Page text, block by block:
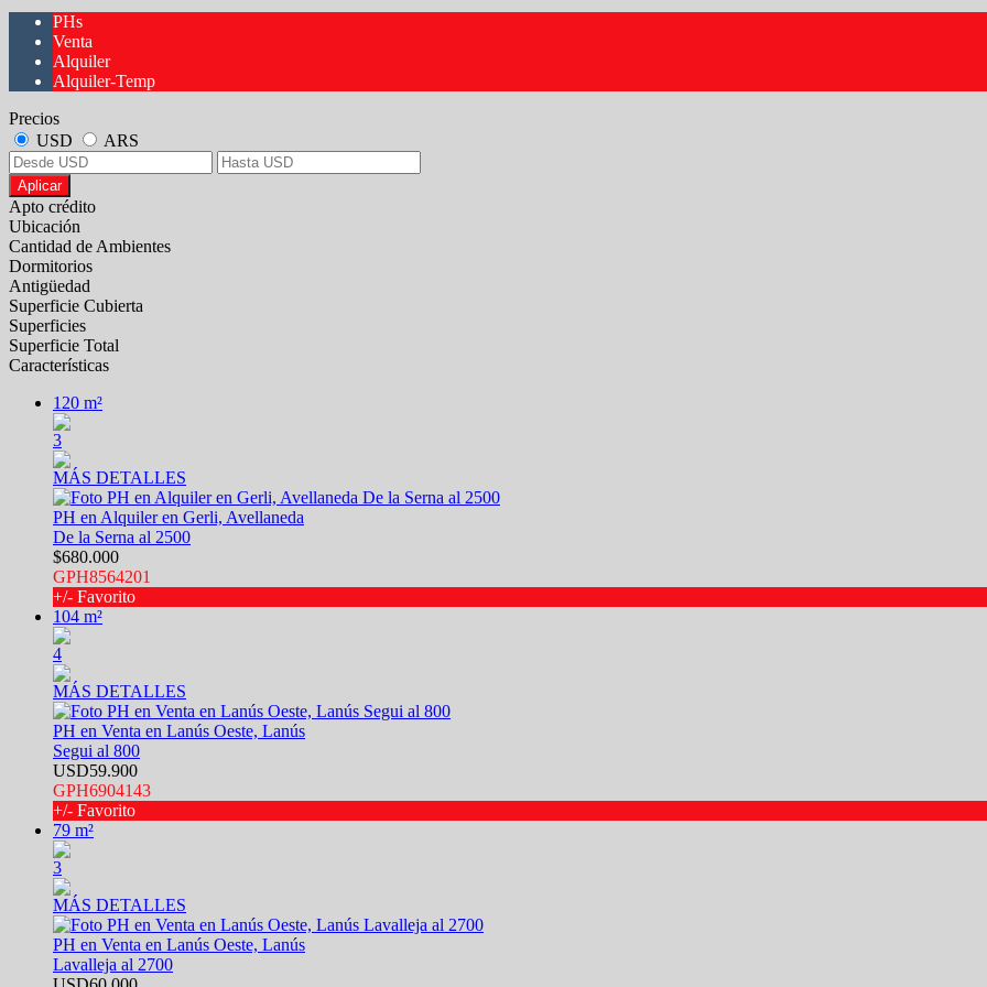
PHs
Venta
Alquiler
Alquiler-Temp
Precios
USD
ARS
Aplicar
Apto crédito
Ubicación
Cantidad de Ambientes
Dormitorios
Antigüedad
Superficie Cubierta
Superficies
Superficie Total
Características
120 m²
3
MÁS DETALLES
PH en Alquiler en Gerli, Avellaneda
De la Serna al 2500
$680.000
GPH8564201
+/- Favorito
104 m²
4
MÁS DETALLES
PH en Venta en Lanús Oeste, Lanús
Segui al 800
USD59.900
GPH6904143
+/- Favorito
79 m²
3
MÁS DETALLES
PH en Venta en Lanús Oeste, Lanús
Lavalleja al 2700